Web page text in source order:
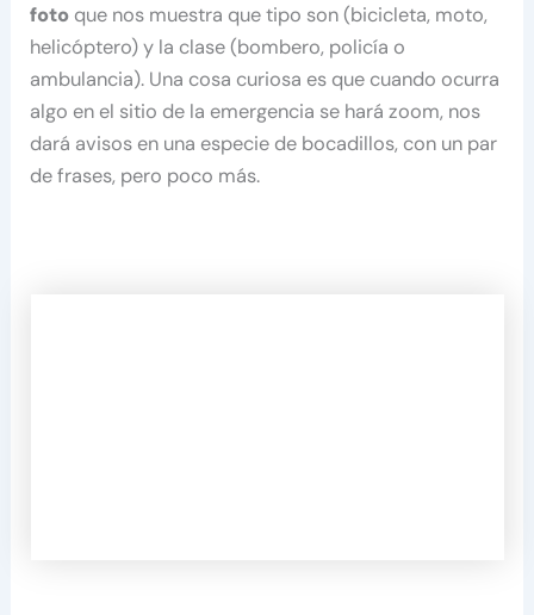
foto que nos muestra que tipo son (bicicleta, moto,
helicóptero) y la clase (bombero, policía o
ambulancia). Una cosa curiosa es que cuando ocurra
algo en el sitio de la emergencia se hará zoom, nos
dará avisos en una especie de bocadillos, con un par
de frases, pero poco más.